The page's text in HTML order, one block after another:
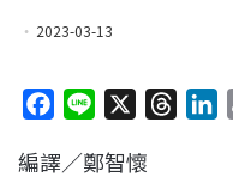
2023-03-13
c
n
編譯／鄭智懷